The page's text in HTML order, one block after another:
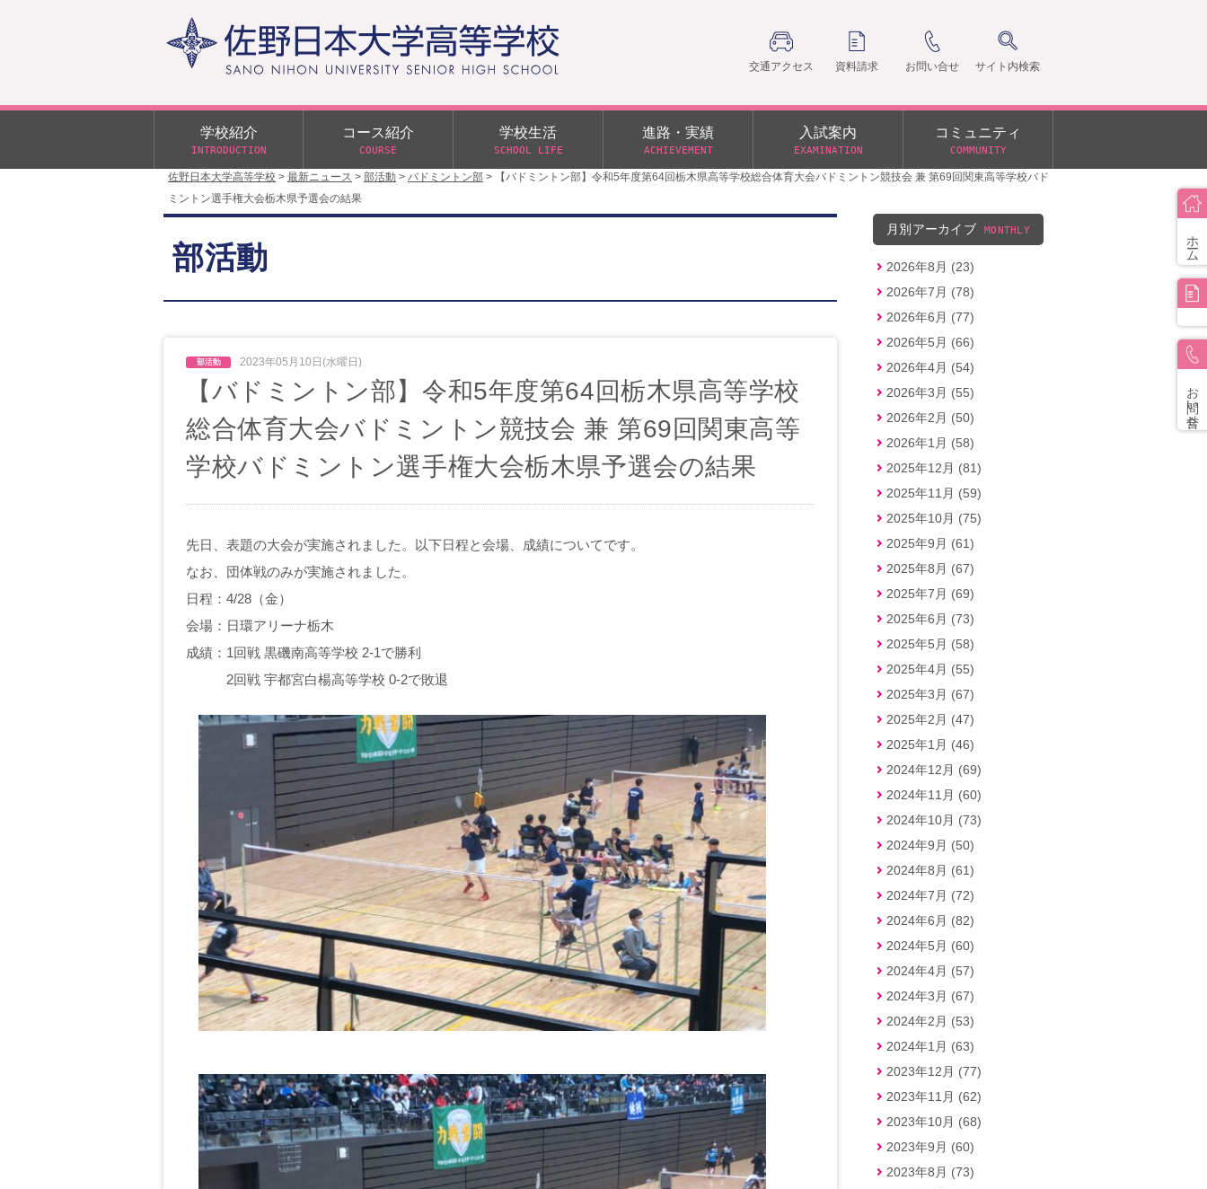
ホーム
お問い合せ
交通アクセス 資料請求 お問い合せ サイト内検索
佐野日本大学高等学校 > 最新ニュース > 部活動 > バドミントン部 >
【バドミントン部】令和5年度第64回栃木県高等学校総合体育大会バドミントン競技会 兼 第69回関東高等学校バド
ミントン選手権大会栃木県予選会の結果
学校紹介
INTRODUCTION
校長あいさつ
学校案内
広報佐野日大
コース紹介
COURSE
αクラス 特別進学クラス（Tクラス）
ス）
N進学クラス（Nクラス）
学校生活
SCHOOL LIFE
学校行事
スクールバス
学則（令和8年度～）
進路・実績
ACHIEVEMENT
大学合格状況
日大DAY
入試案内
EXAMINATION
入試概要
学校案内パンフレット
令和７年度 学力判定テスト
コミュニティ
COMMUNITY
校長室だより
サニチヒーローズ
部活動
2023年05月10日(水曜日)
【バドミントン部】令和5年度第64回栃木県高等学校
総合体育大会バドミントン競技会 兼 第69回関東高等
学校バドミントン選手権大会栃木県予選会の結果
先日、表題の大会が実施されました。以下日程と会場、成績についてです。
なお、団体戦のみが実施されました。
日程：4/28（金）
会場：日環アリーナ栃木
成績：1回戦 黒磯南高等学校 2-1で勝利
2回戦 宇都宮白楊高等学校 0-2で敗退
月別アーカイブ MONTHLY
2026年8月 (23)
2026年7月 (78)
2026年6月 (77)
2026年5月 (66)
2026年4月 (54)
2026年3月 (55)
2026年2月 (50)
2026年1月 (58)
2025年12月 (81)
2025年11月 (59)
2025年10月 (75)
2025年9月 (61)
2025年8月 (67)
2025年7月 (69)
2025年6月 (73)
2025年5月 (58)
2025年4月 (55)
2025年3月 (67)
2025年2月 (47)
2025年1月 (46)
2024年12月 (69)
2024年11月 (60)
2024年10月 (73)
2024年9月 (50)
2024年8月 (61)
2024年7月 (72)
2024年6月 (82)
2024年5月 (60)
2024年4月 (57)
2024年3月 (67)
2024年2月 (53)
2024年1月 (63)
2023年12月 (77)
2023年11月 (62)
2023年10月 (68)
2023年9月 (60)
2023年8月 (73)